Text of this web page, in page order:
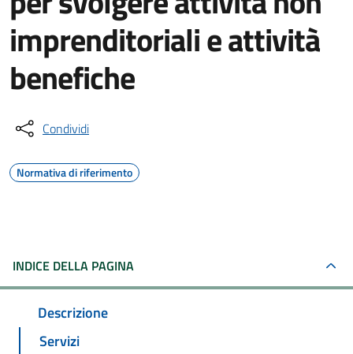
imprenditoriali e attività
benefiche
Condividi
Normativa di riferimento
INDICE DELLA PAGINA
Descrizione
Servizi